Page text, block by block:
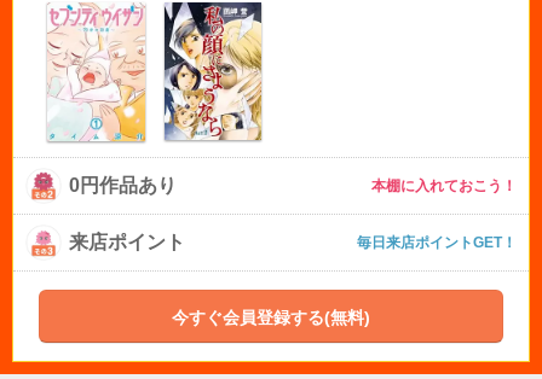
0円作品あり 本棚に入れておこう！
来店ポイント 毎日来店ポイントGET！
今すぐ会員登録する(無料)